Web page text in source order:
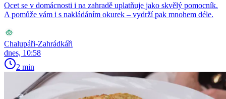
Ocet se v domácnosti i na zahradě uplatňuje jako skvělý pomocník.
A pomůže vám i s nakládáním okurek – vydrží pak mnohem déle.
Chalupáři-Zahrádkáři
dnes, 10:58
2 min